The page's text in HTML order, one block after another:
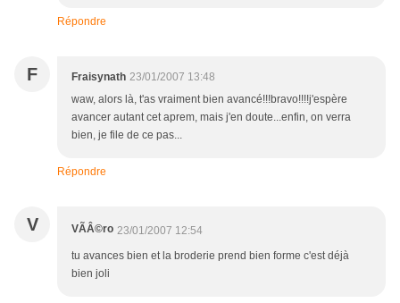
Répondre
F Fraisynath 23/01/2007 13:48
waw, alors là, t'as vraiment bien avancé!!!bravo!!!!j'espère
avancer autant cet aprem, mais j'en doute...enfin, on verra
bien, je file de ce pas...
Répondre
V VÃÂ©ro 23/01/2007 12:54
tu avances bien et la broderie prend bien forme c'est déjà
bien joli